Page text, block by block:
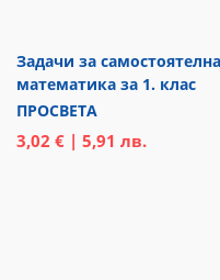
Задачи за
математика за 1. клас
ПРОСВЕТА
3,02 € | 5,91 лв.